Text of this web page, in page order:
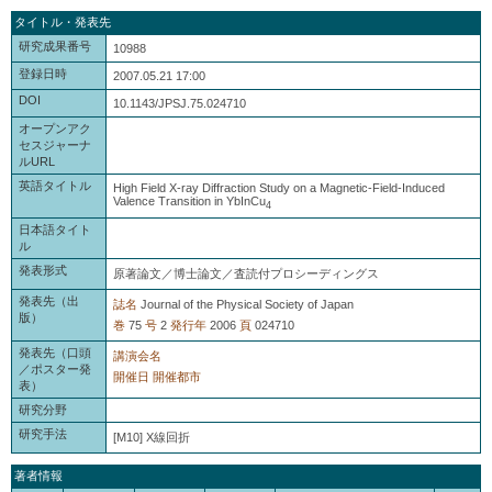
タイトル・発表先
研究成果番号
10988
登録日時
2007.05.21 17:00
DOI
10.1143/JPSJ.75.024710
オープンアク
セスジャーナ
ルURL
英語タイトル
High Field X-ray Diffraction Study on a Magnetic-Field-Induced
Valence Transition in YbInCu4
日本語タイト
ル
発表形式
原著論文／博士論文／査読付プロシーディングス
発表先（出
版）
誌名 Journal of the Physical Society of Japan
巻 75 号 2 発行年 2006 頁 024710
発表先（口頭
／ポスター発
表）
講演会名
開催日 開催都市
研究分野
研究手法
[M10] X線回折
著者情報